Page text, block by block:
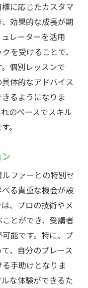
に応じたカスタマ
効果的な成長が期
レーターを活用
を受けることで、
個別レッスンで
体的なアドバイス
るようになりま
のペースでスキル
。
ファーとの特別セ
る貴重な機会が設
、プロの技術やメ
とができ、受講者
能です。特に、プ
、自分のプレース
手助けとなりま
な体験ができるた